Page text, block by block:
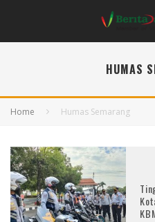
HUMAS
Home Humas Semarang